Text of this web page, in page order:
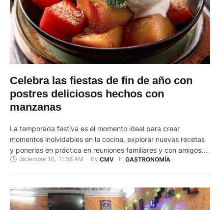
Celebra las fiestas de fin de año con
postres deliciosos hechos con
manzanas
La temporada festiva es el momento ideal para crear
momentos inolvidables en la cocina, explorar nuevas recetas
y ponerlas en práctica en reuniones familiares y con amigos.
También es una oportunidad para ofrecer alternativas más
Manzanas de Francia, …
diciembre 10, 11:58 AM By CMV In GASTRONOMÍA